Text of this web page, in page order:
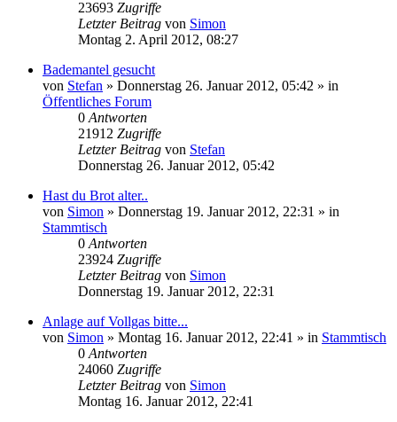
23693 Zugriffe
Letzter Beitrag von Simon
Montag 2. April 2012, 08:27
Bademantel gesucht
von Stefan » Donnerstag 26. Januar 2012, 05:42 » in
Öffentliches Forum
0 Antworten
21912 Zugriffe
Letzter Beitrag von Stefan
Donnerstag 26. Januar 2012, 05:42
Hast du Brot alter..
von Simon » Donnerstag 19. Januar 2012, 22:31 » in
Stammtisch
0 Antworten
23924 Zugriffe
Letzter Beitrag von Simon
Donnerstag 19. Januar 2012, 22:31
Anlage auf Vollgas bitte...
von Simon » Montag 16. Januar 2012, 22:41 » in Stammtisch
0 Antworten
24060 Zugriffe
Letzter Beitrag von Simon
Montag 16. Januar 2012, 22:41